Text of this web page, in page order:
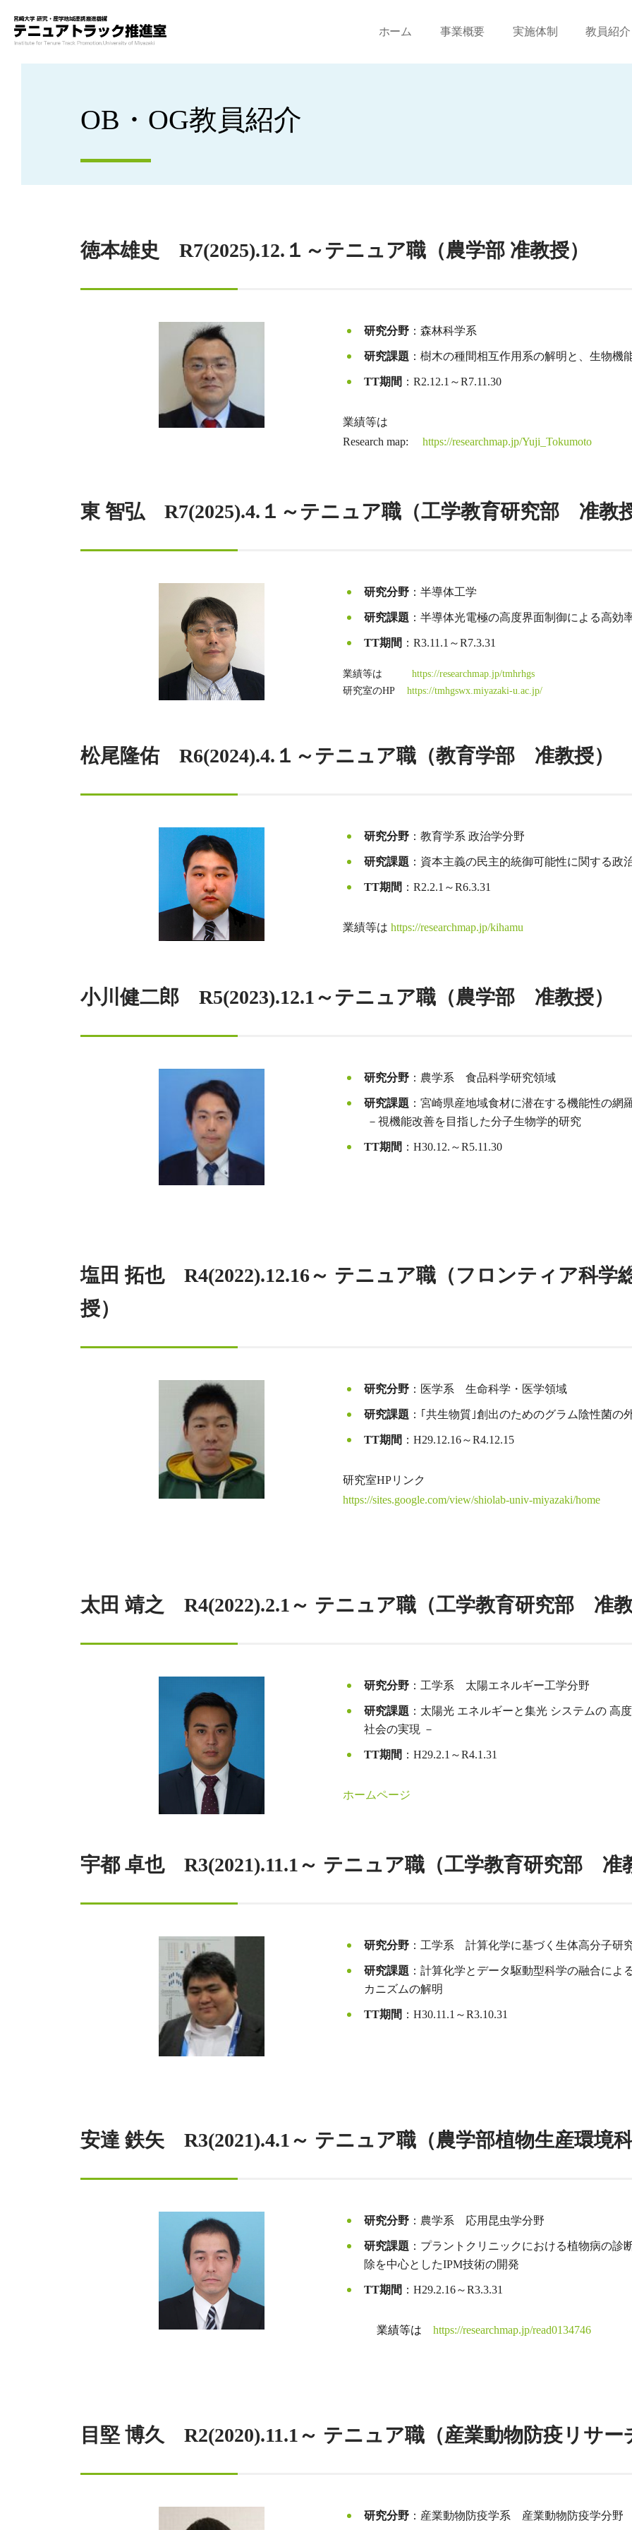
ホーム 事業概要 実施体制 教員紹介
OB・OG教員紹介
徳本雄史 R7(2025).12.１～テニュア職（農学部 准教授）
研究分野：森林科学系
研究課題 ：樹木の種間相互作用系の解明と、生物機
TT期間 ：R2.12.1～R7.11.30
業績等は
Research map: https://researchmap.jp/Yuji_Tokumoto
東 智弘 R7(2025).4.１～テニュア職（工学教育研究部 准教授
研究分野：半導体工学
研究課題 ：半導体光電極の高度界面制御による高効
TT期間 ：R3.11.1～R7.3.31
業績等は https://researchmap.jp/tmhrhgs
研究室のHP https://tmhgswx.miyazaki-u.ac.jp/
松尾隆佑 R6(2024).4.１～テニュア職（教育学部 准教授）
研究分野：教育学系 政治学分野
研究課題 ：資本主義の民主的統御可能性に関する政
TT期間 ：R2.2.1～R6.3.31
業績等は https://researchmap.jp/kihamu
小川健二郎 R5(2023).12.1～テニュア職（農学部 准教授）
研究分野：農学系 食品科学研究領域
研究課題 ：宮崎県産地域食材に潜在する機能性の網
－視機能改善を目指した分子生物学的研究
TT期間 ：H30.12.～R5.11.30
塩田 拓也 R4(2022).12.16～ テニュア職（フロンティア科
授）
研究分野：医学系 生命科学・医学領域
研究課題 ：｢共生物質｣創出のためのグラム陰性菌
TT期間 ：H29.12.16～R4.12.15
研究室HPリンク
https://sites.google.com/view/shiolab-univ-miyazaki/home
太田 靖之 R4(2022).2.1～ テニュア職（工学教育研究部 准教
研究分野：工学系 太陽エネルギー工学分野
研究課題 ：太陽光 エネルギーと集光 システムの 高
社会の実現 －
TT期間 ：H29.2.1～R4.1.31
ホームページ
宇都 卓也 R3(2021).11.1～ テニュア職（工学教育研究部 准
研究分野：工学系 計算化学に基づく生体高分子研
研究課題 ：計算化学とデータ駆動型科学の融合に
カニズムの解明
TT期間 ：H30.11.1～R3.10.31
安達 鉄矢 R3(2021).4.1～ テニュア職（農学部植物生産環境
研究分野：農学系 応用昆虫学分野
研究課題 ：プラントクリニックにおける植物病の
除を中心としたIPM技術の開発
TT期間 ：H29.2.16～R3.3.31
業績等は https://researchmap.jp/read0134746
目堅 博久 R2(2020).11.1～ テニュア職（産業動物防疫リサー
研究分野：産業動物防疫学系 産業動物防疫学分野